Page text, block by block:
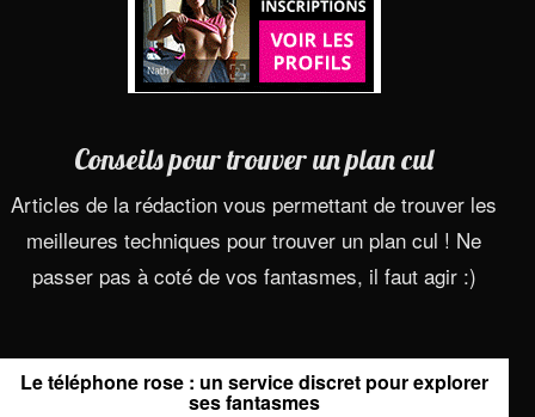
Conseils pour trouver un plan cul
Articles de la rédaction vous permettant de trouver les
meilleures techniques pour trouver un plan cul ! Ne
passer pas à coté de vos fantasmes, il faut agir :)
Le téléphone rose : un service discret pour explorer
ses fantasmes